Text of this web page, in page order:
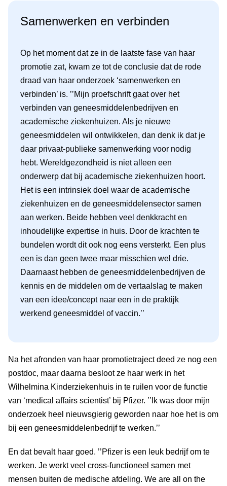
Samenwerken en verbinden
Op het moment dat ze in de laatste fase van haar
promotie zat, kwam ze tot de conclusie dat de rode
draad van haar onderzoek ‘samenwerken en
verbinden’ is. ’’Mijn proefschrift gaat over het
verbinden van geneesmiddelenbedrijven en
academische ziekenhuizen. Als je nieuwe
geneesmiddelen wil ontwikkelen, dan denk ik dat je
daar privaat-publieke samenwerking voor nodig
hebt. Wereldgezondheid is niet alleen een
onderwerp dat bij academische ziekenhuizen hoort.
Het is een intrinsiek doel waar de academische
ziekenhuizen en de geneesmiddelensector samen
aan werken. Beide hebben veel denkkracht en
inhoudelijke expertise in huis. Door de krachten te
bundelen wordt dit ook nog eens versterkt. Een plus
een is dan geen twee maar misschien wel drie.
Daarnaast hebben de geneesmiddelenbedrijven de
kennis en de middelen om de vertaalslag te maken
van een idee/concept naar een in de praktijk
werkend geneesmiddel of vaccin.’’
Na het afronden van haar promotietraject deed ze nog een
postdoc, maar daarna besloot ze haar werk in het
Wilhelmina Kinderziekenhuis in te ruilen voor de functie
van ‘medical affairs scientist’ bij Pfizer. ’’Ik was door mijn
onderzoek heel nieuwsgierig geworden naar hoe het is om
bij een geneesmiddelenbedrijf te werken.’’
En dat bevalt haar goed. ’’Pfizer is een leuk bedrijf om te
werken. Je werkt veel cross-functioneel samen met
mensen buiten de medische afdeling. We are all on the